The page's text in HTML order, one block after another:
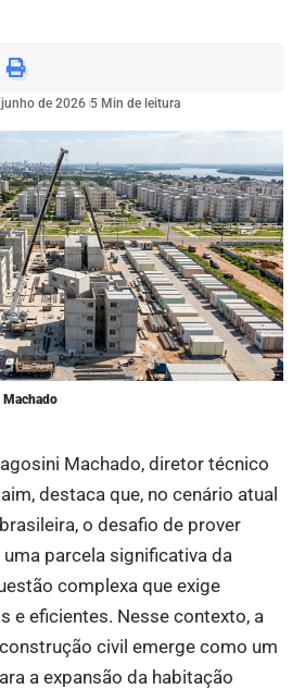
de 2026 5 Min de leitura
Machado, diretor técnico
destaca que, no cenário atual
o desafio de prover
parcela significativa da
complexa que exige
e eficientes. Nesse contexto, a
civil emerge como um
a expansão da habitação